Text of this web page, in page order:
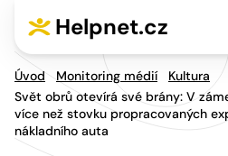
Helpnet.cz
Úvod Monitoring médií
Kultura
Svět obrů otevírá své brány: V
více než stovku propracovaných
nákladního auta